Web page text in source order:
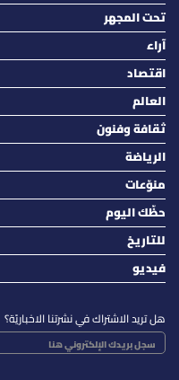
تحت المجهر
آراء
اقتصاد
العالم
ثقافة وفنون
الرياضة
منوّعات
حظّك اليوم
للتاريخ
فيديو
هل تريد الاشتراك في نشرتنا الاخباريّة؟